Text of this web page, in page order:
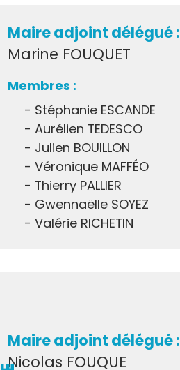
Maire adjoint délégué :
Marine FOUQUET
Stéphanie ESCANDE
Aurélien TEDESCO
Julien BOUILLON
Véronique MAFFÉO
Thierry PALLIER
Gwennaëlle SOYEZ
Valérie RICHETIN
Maire adjoint délégué :
Nicolas FOUQUE